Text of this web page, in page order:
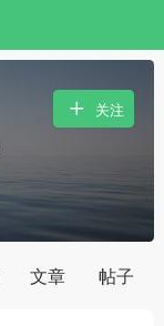
关注
文章 帖子